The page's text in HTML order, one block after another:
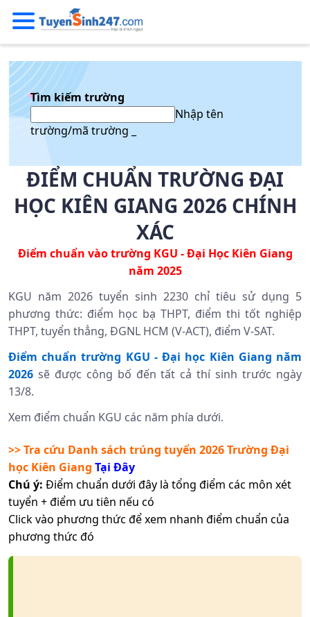
Tìm kiếm trường
Nhập tên
trường/mã trường _
ĐIỂM CHUẨN TRƯỜNG ĐẠI
HỌC KIÊN GIANG 2026 CHÍNH
XÁC
Điểm chuẩn vào trường KGU - Đại Học Kiên Giang
năm 2025
KGU năm 2026 tuyển sinh 2230 chỉ tiêu sử dụng 5
phương thức: điểm học bạ THPT, điểm thi tốt nghiệp
THPT, tuyển thẳng, ĐGNL HCM (V-ACT), điểm V-SAT.
Điểm chuẩn trường KGU -Đại học Kiên Giang năm
2026 sẽ được công bố đến tất cả thí sinh trước ngày
13/8.
Xem điểm chuẩn KGU các năm phía dưới.
>> Tra cứu Danh sách trúng tuyển 2026Trường Đại
học Kiên Giang Tại Đây
Chú ý: Điểm chuẩn dưới đây là tổng điểm các môn xét
tuyển + điểm ưu tiên nếu có
Click vào phương thức để xem nhanh điểm chuẩn của
phương thức đó